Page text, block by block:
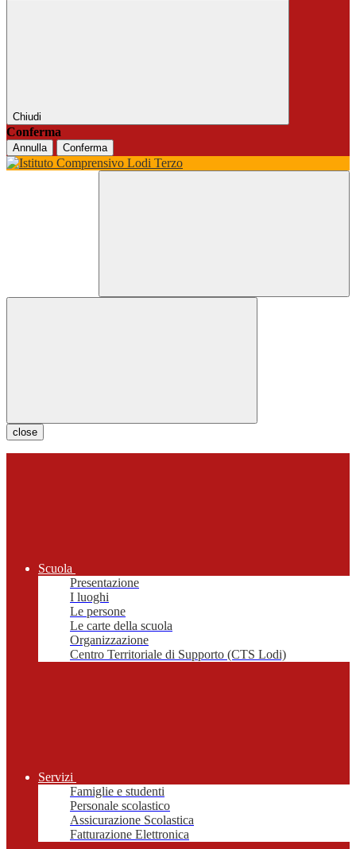
Chiudi
Conferma
Annulla Conferma
close
Scuola
Presentazione
I luoghi
Le persone
Le carte della scuola
Organizzazione
Centro Territoriale di Supporto (CTS Lodi)
Servizi
Famiglie e studenti
Personale scolastico
Assicurazione Scolastica
Fatturazione Elettronica